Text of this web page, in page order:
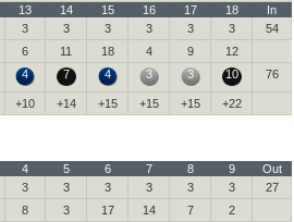
13 14 15 16 17 18
In
3 3 3 3 3 3
54
6 11 18 4 9
12
4 7 4 3 3 10 76
+10 +14 +15 +15 +15 +22
4 5 6 7 8 9
Out
3 3 3 3 3 3
27
8 3 17 14 7
2